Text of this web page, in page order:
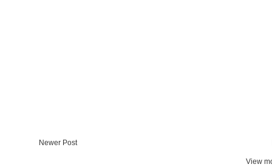
Newer Post
View